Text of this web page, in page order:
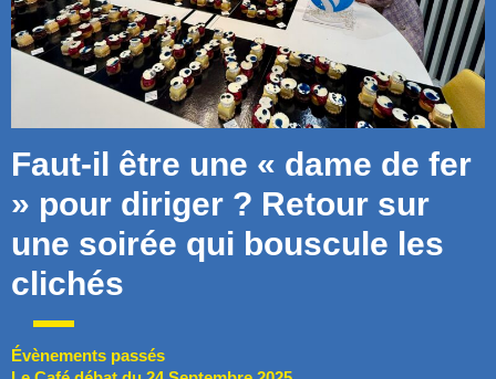
Faut-il être une « dame de fer
» pour diriger ? Retour sur
une soirée qui bouscule les
clichés
Évènements passés